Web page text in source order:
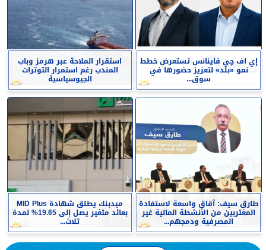
إي اف چي فاينانس تستعرض خطط
نمو «بلد» لتعزيز حضورها في
سوق...
استقرار الملاحة عبر هرمز وباب
المندب رغم استمرار التوترات
الجيوسياسية
طارق سيف: آقاق واسعة لاستفادة
المغتربين من الأنشطة المالية غير
المصرفية ودمجهم...
ميدبنك يطلق شهادة MID Plus
بعائد متغير يصل إلى 19.65% لمدة
ثلاث...